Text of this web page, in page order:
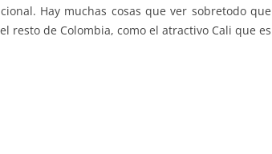
Hay muchas cosas que ver sobretodo que
resto de Colombia, como el atractivo Cali que es